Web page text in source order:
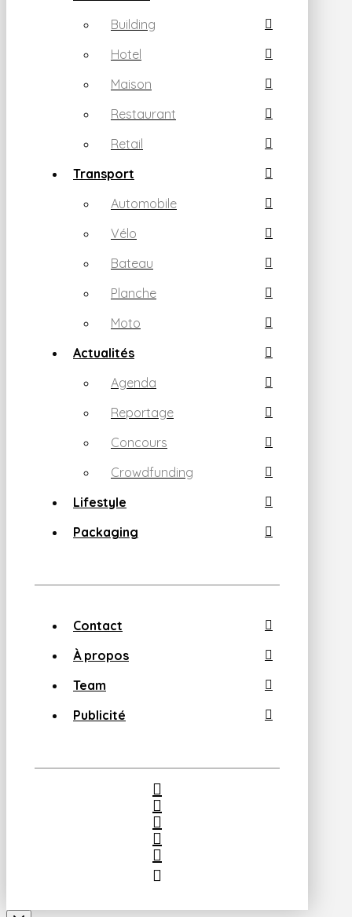
Building
Hotel
Maison
Restaurant
Retail
Transport
Automobile
Vélo
Bateau
Planche
Moto
Actualités
Agenda
Reportage
Concours
Crowdfunding
Lifestyle
Packaging
Contact
À propos
Team
Publicité